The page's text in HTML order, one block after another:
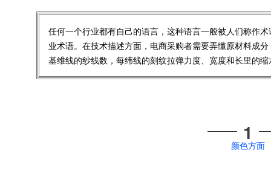
任何一个行业都有自己的语言，这种语言一般被人们称作
业术语。在技术描述方面，电商采购者需要弄懂原材料成
基维线的纱线数，每纬线的刻纹拉弹力度、宽度和长里的
1
颜色方面